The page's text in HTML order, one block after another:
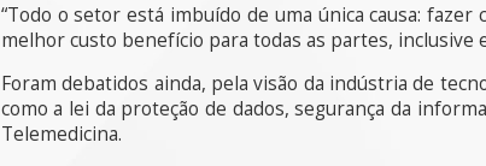
“Todo o setor está imbuído de uma única causa:
melhor custo benefício para todas as partes, inclusive
Foram debatidos ainda, pela visão da indústria de
como a lei da proteção de dados, segurança da
Telemedicina.